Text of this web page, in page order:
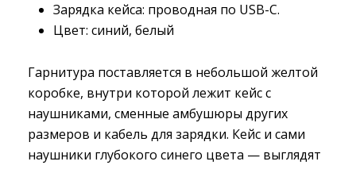
Зарядка кейса: проводная по USB-C.
Цвет: синий, белый
Гарнитура поставляется в небольшой желтой
коробке, внутри которой лежит кейс с
наушниками, сменные амбушюры других
размеров и кабель для зарядки. Кейс и сами
наушники глубокого синего цвета — выглядят